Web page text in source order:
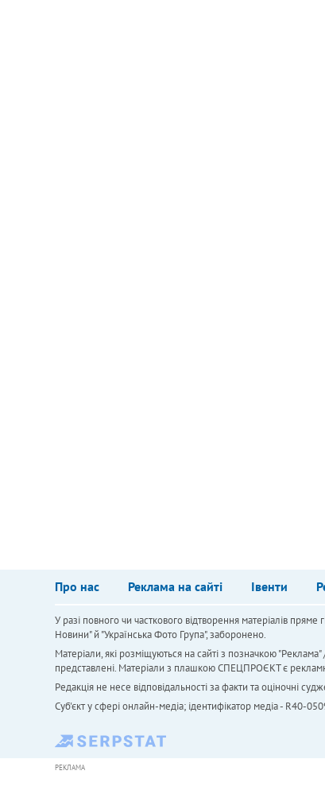
Про нас Реклама на сайті Івенти
У разі повного чи часткового відтворення матеріалів
Новини" й "Українська Фото Група", заборонено.
Матеріали, які розміщуються на сайті з позначкою
представлені. Матеріали з плашкою СПЕЦПРОЄКТ є
Редакція не несе відповідальності за факти та оціночні
Cуб'єкт у сфері онлайн-медіа; ідентифікатор медіа - R40-
РЕКЛАМА